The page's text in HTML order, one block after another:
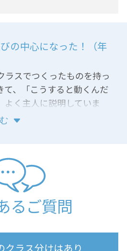
の中心になった！（年
ラスでつくったものを持っ
て、「こうすると動くんだ
よく主人に説明していま
石など、暮らしの中にある
るご質問
クラス分けはあり